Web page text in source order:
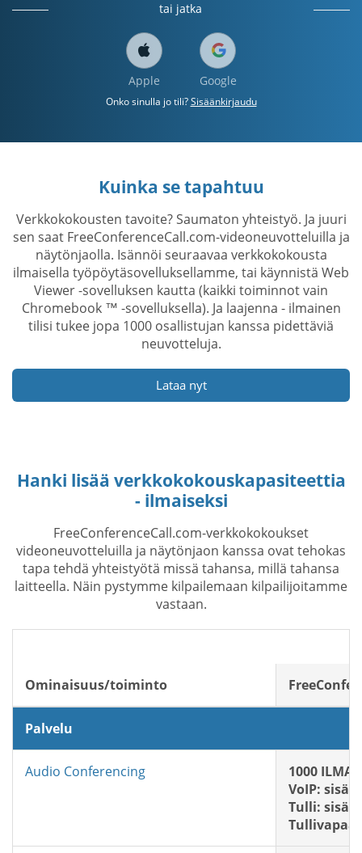
tai jatka
Apple Google
Onko sinulla jo tili?Sisäänkirjaudu
Kuinka se tapahtuu
Verkkokokousten tavoite? Saumaton yhteistyö. Ja juuri
sen saat FreeConferenceCall.com-videoneuvotteluilla ja
näytönjaolla. Isännöi seuraavaa verkkokokousta
ilmaisella työpöytäsovelluksellamme, tai käynnistä Web
Viewer -sovelluksen kautta (kaikki toiminnot vain
Chromebook ™ -sovelluksella). Ja laajenna - ilmainen
tilisi tukee jopa 1000 osallistujan kanssa pidettäviä
neuvotteluja.
Lataa nyt
Hanki lisää verkkokokouskapasiteettia
- ilmaiseksi
FreeConferenceCall.com-verkkokokoukset
videoneuvotteluilla ja näytönjaon kanssa ovat tehokas
tapa tehdä yhteistyötä missä tahansa, millä tahansa
laitteella. Näin pystymme kilpailemaan kilpailijoitamme
vastaan.
Ominaisuus/toiminto
Palvelu
Audio Conferencing
1000
VoIP:
Tulli: